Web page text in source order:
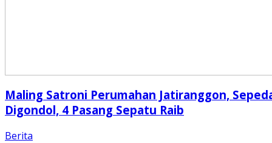
Maling Satroni Perumahan Jatiranggon,
Digondol, 4 Pasang Sepatu Raib
Berita